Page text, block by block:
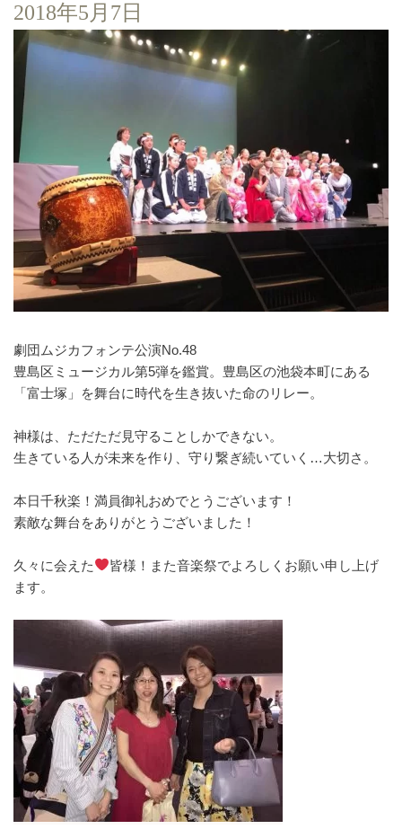
2018年5月7日
劇団ムジカフォンテ公演No.48
豊島区ミュージカル第5弾を鑑賞。豊島区の池袋本町にある
「富士塚」を舞台に時代を生き抜いた命のリレー。
神様は、ただただ見守ることしかできない。
生きている人が未来を作り、守り繋ぎ続いていく…大切さ。
本日千秋楽！満員御礼おめでとうございます！
素敵な舞台をありがとうございました！
久々に会えた
皆様！また音楽祭でよろしくお願い申し上げ
ます。